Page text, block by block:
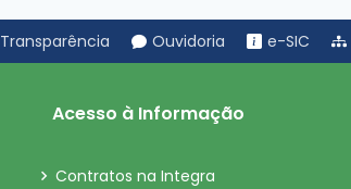
Transparência Ouvidoria e-SIC
Acesso à Informação
Contratos na Integra